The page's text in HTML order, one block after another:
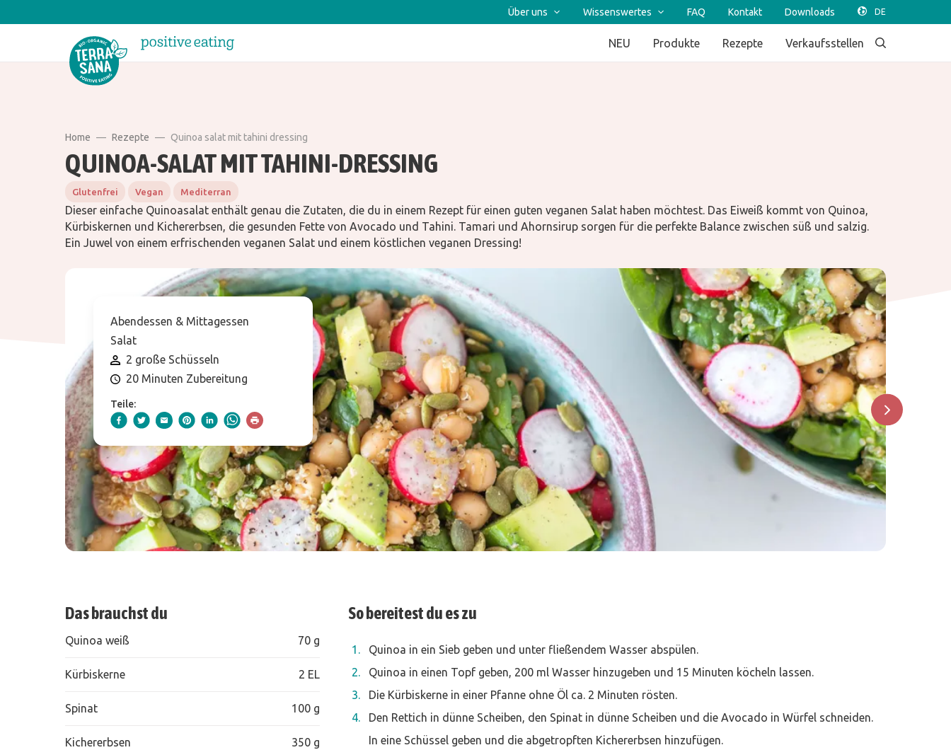
Über uns Wissenswertes FAQ Kontakt Downloads
NEU Produkte Rezepte Verkaufsstellen
Home Rezepte Quinoa salat mit tahini dressing
QUINOA-SALAT MIT TAHINI-DRESSING
Glutenfrei Vegan Mediterran
Dieser einfache Quinoasalat enthält genau die Zutaten, die du in einem Rezept für einen guten veganen Salat haben möchtest. Das Eiweiß kommt von Quinoa,
Kürbiskernen und Kichererbsen, die gesunden Fette von Avocado und Tahini. Tamari und Ahornsirup sorgen für die perfekte Balance zwischen süß und salzig.
Ein Juwel von einem erfrischenden veganen Salat und einem köstlichen veganen Dressing!
Abendessen & Mittagessen
Salat
2 große Schüsseln
20 Minuten Zubereitung
Teile:
Das brauchst du
Quinoa weiß 70 g
Kürbiskerne 2 EL
Spinat 100 g
Kichererbsen 350 g
So bereitest du es zu
Quinoa in ein Sieb geben und unter fließendem Wasser abspülen.
Quinoa in einen Topf geben, 200 ml Wasser hinzugeben und 15 Minuten köcheln lassen.
Die Kürbiskerne in einer Pfanne ohne Öl ca. 2 Minuten rösten.
Den Rettich in dünne Scheiben, den Spinat in dünne Scheiben und die Avocado in Würfel schneiden.
In eine Schüssel geben und die abgetropften Kichererbsen hinzufügen.